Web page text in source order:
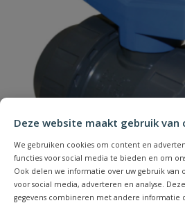
Deze website maakt gebruik van
We gebruiken cookies om content en
functies voor social media te bieden en om
Ook delen we informatie over uw gebruik van
voor social media, adverteren en analyse.
gegevens combineren met andere informatie
Naam
Beoordeling